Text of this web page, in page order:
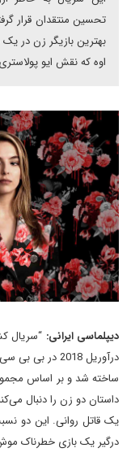
تحسین منتقدان قرار
بهترین بازیگر زن در یک
اوه که نقش ایو
دیپلماسی ایرانی:
در‌آوریل 2018
ساخته شد و بر اساس
یک قاتل روانی. این دو
درگیر یک بازی خطرناک